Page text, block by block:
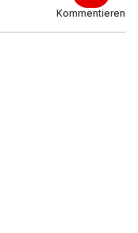
Kommentieren